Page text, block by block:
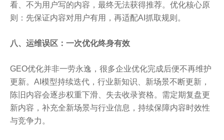
看、不为用户写的内容，最终无法获得推荐。优化核心原
则：先保证内容对用户有用，再适配AI抓取规则。
八、运维误区：一次优化终身有效
GEO优化并非一劳永逸，很多企业优化完成后便不再维护
更新。AI模型持续迭代，行业新知识、新场景不断更新，
陈旧内容会逐步权重下滑、失去收录资格。需定期复盘更
新内容，补充全新场景与行业信息，持续保障内容时效性
与竞争力。